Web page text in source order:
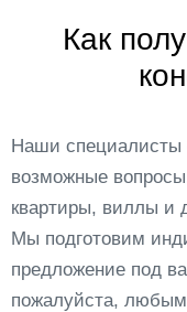
Как
Наши специалисты
возможные
квартиры, виллы и
Мы подготовим
предложение под
пожалуйста,